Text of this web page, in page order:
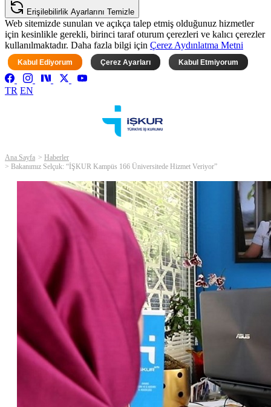
Erişilebilirlik Ayarlarını Temizle
Web sitemizde sunulan ve açıkça talep etmiş olduğunuz hizmetler
için kesinlikle gerekli, birinci taraf oturum çerezleri ve kalıcı çerezler
kullanılmaktadır. Daha fazla bilgi için Çerez Aydınlatma Metni
Kabul Ediyorum Çerez Ayarları Kabul Etmiyorum
TR EN
Ana Sayfa
Haberler
Bakanımız Selçuk: “İŞKUR Kampüs 166 Üniversitede Hizmet Veriyor”